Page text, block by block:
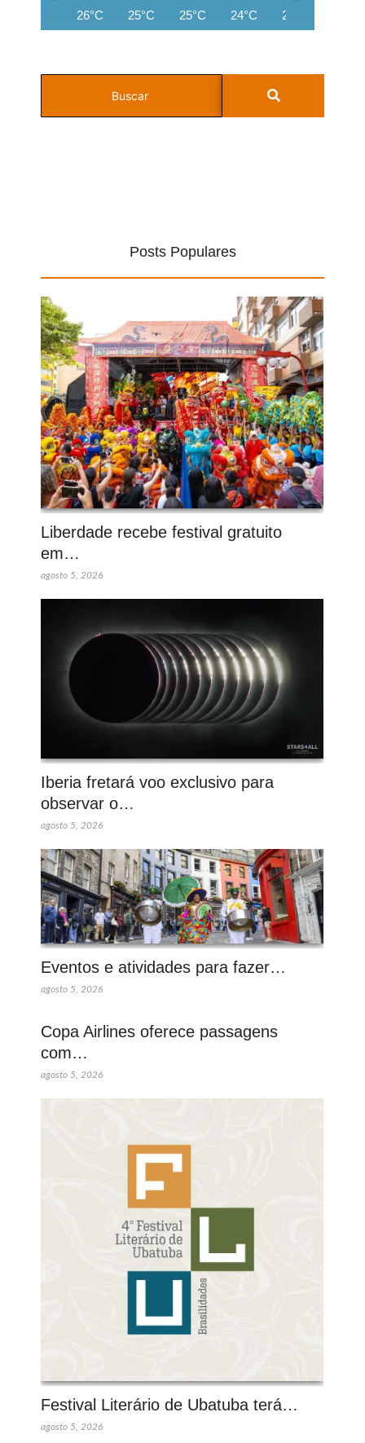
26°C 25°C 25°C 24°C 22°C
Posts Populares
Liberdade recebe festival gratuito
em…
agosto 5, 2026
Iberia fretará voo exclusivo para
observar o…
agosto 5, 2026
Eventos e atividades para fazer…
agosto 5, 2026
Copa Airlines oferece passagens
com…
agosto 5, 2026
Festival Literário de Ubatuba terá…
agosto 5, 2026